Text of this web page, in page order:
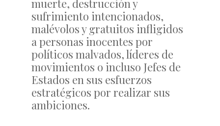
muerte, destrucción y
sufrimiento intencionados,
malévolos y gratuitos infligidos
a personas inocentes por
políticos malvados, líderes de
movimientos o incluso Jefes de
Estados en sus esfuerzos
estratégicos por realizar sus
ambiciones.